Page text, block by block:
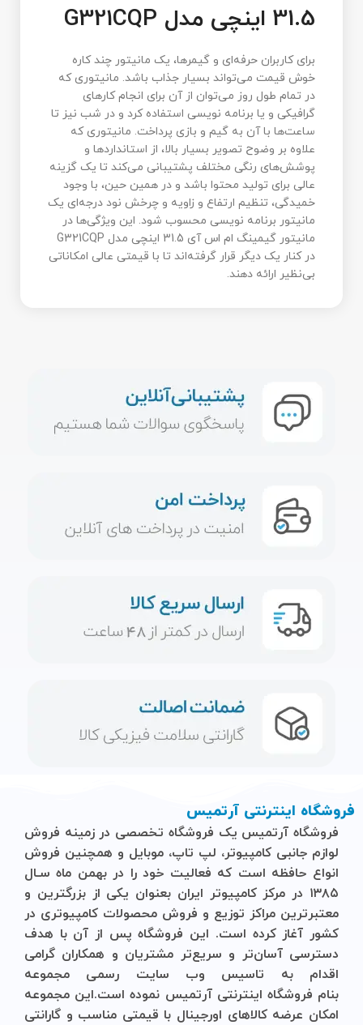
31.5 اینچی مدل G321CQP
برای کاربران حرفه‌ای و گیمرها، یک مانیتور چند کاره
خوش قیمت می‌تواند بسیار جذاب باشد. مانیتوری که
در تمام طول روز می‌توان از آن برای انجام کارهای
گرافیکی و یا برنامه نویسی استفاده کرد و در شب نیز تا
ساعت‌ها با آن به گیم و بازی پرداخت. مانیتوری که
علاوه بر وضوح تصویر بسیار بالا، از استانداردها و
پوشش‌های رنگی مختلف پشتیبانی می‌کند تا یک گزینه
عالی برای تولید محتوا باشد و در همین حین، با وجود
خمیدگی، تنظیم ارتفاع و زاویه و چرخش نود درجه‌ای یک
مانیتور برنامه نویسی محسوب شود. این ویژگی‌ها در
مانیتور گیمینگ ام اس آی 31.5 اینچی مدل G321CQP
در کنار یک دیگر قرار گرفته‌اند تا با قیمتی عالی امکاناتی
بی‌نظیر ارائه دهند.
فروشگاه اینترنتی آرتمیس
فروشگاه آرتمیس یک فروشگاه تخصصی در زمینه فروش
لوازم جانبی کامپیوتر، لپ تاپ، موبایل و ‌همچنین فروش
انواع حافظه است که فعالیت خود را در بهمن ماه سـال
۱۳۸۵ در مرکز کامپیوتر ایران بعنوان یکی از بزرگترین و
معتبرترین مراکز توزیع و فروش محصولات کامپیوتری در
کشور آغاز کرده است. این فروشگاه پس از آن با هدف
دسترسی آسان‌تر و سریع‌تر مشتریان و همکاران گرامی
اقدام به تاسیس وب سایت رسمی مجموعه
بنام فروشگاه اینترنتی آرتمیس نموده است.این مجموعه
امکان عرضه کالاهای اورجینال با قیمتی مناسب و گارانتی